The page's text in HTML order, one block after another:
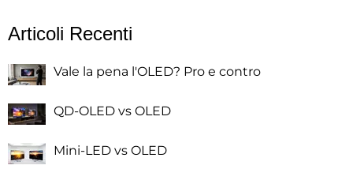
Articoli Recenti
Vale la pena l'OLED? Pro e contro
QD-OLED vs OLED
Mini-LED vs OLED